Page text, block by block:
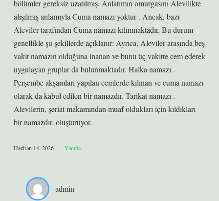
bölümler gereksiz uzatılmış. Anlatımın omurgasını Alevilikte
alışılmış anlamıyla Cuma namazı yoktur . Ancak, bazı
Aleviler tarafından Cuma namazı kılınmaktadır. Bu durum
genellikle şu şekillerde açıklanır: Ayrıca, Aleviler arasında beş
vakit namazın olduğuna inanan ve bunu üç vakitte cem ederek
uygulayan gruplar da bulunmaktadır. Halka namazı .
Perşembe akşamları yapılan cemlerde kılınan ve cuma namazı
olarak da kabul edilen bir namazdır. Tarikat namazı .
Alevilerin, şeriat makamından muaf oldukları için kıldıkları
bir namazdır. oluşturuyor.
Haziran 14, 2026 Yanıtla
admin